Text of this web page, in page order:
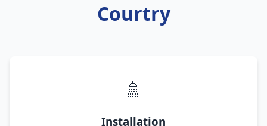
Courtry
🚿
Installation